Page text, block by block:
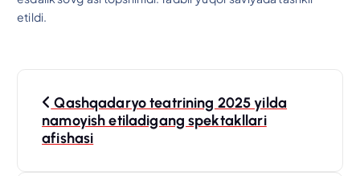
etildi.
Qashqadaryo teatrining 2025 yilda
namoyish etiladigang spektakllari
afishasi